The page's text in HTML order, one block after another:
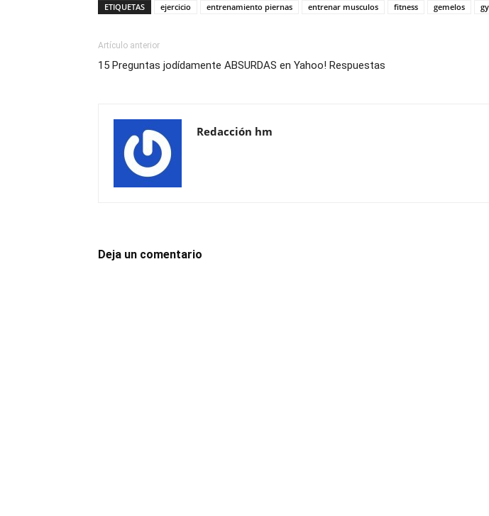
ETIQUETAS ejercicio entrenamiento piernas entrenar musculos fitness gemelos
Artículo anterior
15 Preguntas jodídamente ABSURDAS en Yahoo! Respuestas
Redacción hm
Deja un comentario